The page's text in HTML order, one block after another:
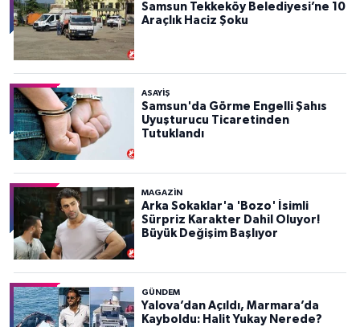
Samsun Tekkeköy Belediyesi’ne 10
Araçlık Haciz Şoku
ASAYIŞ
Samsun'da Görme Engelli Şahıs
Uyuşturucu Ticaretinden
Tutuklandı
MAGAZİN
Arka Sokaklar'a 'Bozo' İsimli
Sürpriz Karakter Dahil Oluyor!
Büyük Değişim Başlıyor
GÜNDEM
Yalova’dan Açıldı, Marmara’da
Kayboldu: Halit Yukay Nerede?